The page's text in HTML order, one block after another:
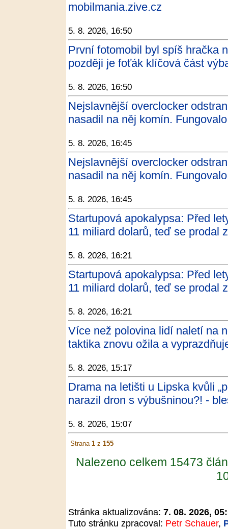
mobilmania.zive.cz
5. 8. 2026, 16:50
První fotomobil byl spíš hračka
později je foťák klíčová část
5. 8. 2026, 16:50
Nejslavnější overclocker
nasadil na něj komín.
5. 8. 2026, 16:45
Nejslavnější overclocker
nasadil na něj komín.
5. 8. 2026, 16:45
Startupová apokalypsa: Před
11 miliard dolarů, teď se prodal
5. 8. 2026, 16:21
Startupová apokalypsa: Před
11 miliard dolarů, teď se prodal
5. 8. 2026, 16:21
Více než polovina lidí naletí na
taktika znovu ožila a
5. 8. 2026, 15:17
Drama na letišti u Lipska kvůli
narazil dron s výbušninou?! -
5. 8. 2026, 15:07
Strana 1 z 155
Nalezeno celkem 15473
Stránka aktualizována: 7. 08. 2026,
Tuto stránku zpracoval: Petr Schauer,